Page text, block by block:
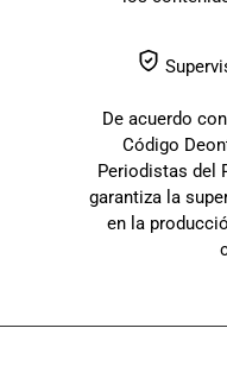
De acuerdo
Código
Periodistas del
garantiza la
en la